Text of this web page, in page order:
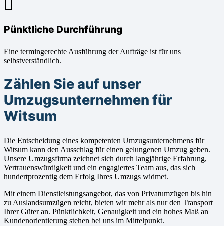
Pünktliche Durchführung
Eine termingerechte Ausführung der Aufträge ist für uns
selbstverständlich.
Zählen Sie auf unser
Umzugsunternehmen für
Witsum
Die Entscheidung eines kompetenten Umzugsunternehmens für
Witsum kann den Ausschlag für einen gelungenen Umzug geben.
Unsere Umzugsfirma zeichnet sich durch langjährige Erfahrung,
Vertrauenswürdigkeit und ein engagiertes Team aus, das sich
hundertprozentig dem Erfolg Ihres Umzugs widmet.
Mit einem Dienstleistungsangebot, das von Privatumzügen bis hin
zu Auslandsumzügen reicht, bieten wir mehr als nur den Transport
Ihrer Güter an. Pünktlichkeit, Genauigkeit und ein hohes Maß an
Kundenorientierung stehen bei uns im Mittelpunkt.